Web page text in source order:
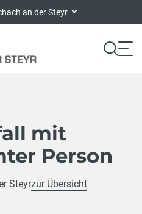
an der Steyr
mit
Person
Steyrzur Übersicht